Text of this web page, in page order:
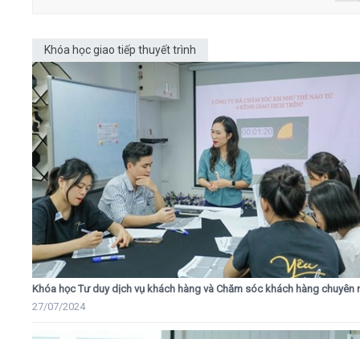
Khóa học giao tiếp thuyết trình
Khóa học Tư duy dịch vụ khách hàng và Chăm sóc khách hàng chuyên
27/07/2024